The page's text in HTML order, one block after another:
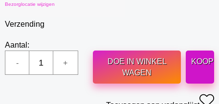
Bezorglocatie wijzigen
Verzending
Aantal:
DOE IN WINKEL
WAGEN
KOOP